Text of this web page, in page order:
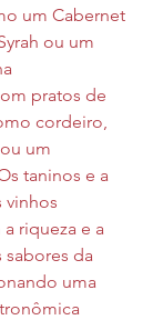
um Cabernet
ou um
pratos de
cordeiro,
um
taninos e a
vinhos
riqueza e a
da
uma